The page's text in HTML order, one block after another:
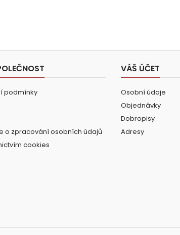
podmínky
o zpracování osobních údajů
cookies
VÁŠ ÚČET
Osobní údaje
Objednávky
Dobropisy
Adresy